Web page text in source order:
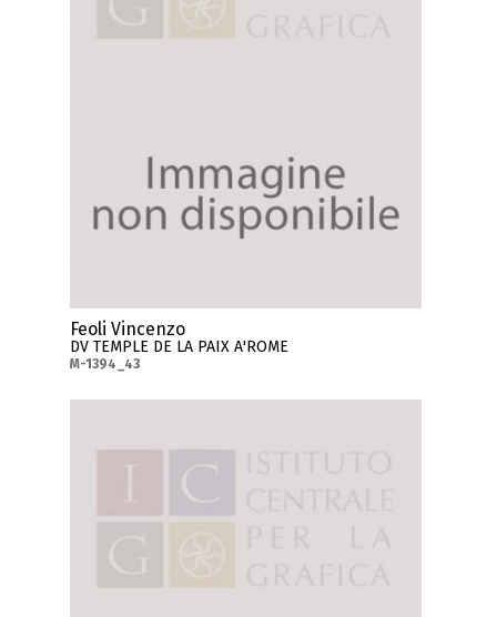
Feoli Vincenzo
DV TEMPLE DE LA PAIX A'ROME
M-1394_43